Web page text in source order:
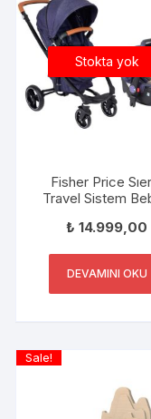
Stokta yok
Fisher Price
Travel Sistem
BST020 V-3
₺ 14.999,00
DEVAMINI OKU
Sale!